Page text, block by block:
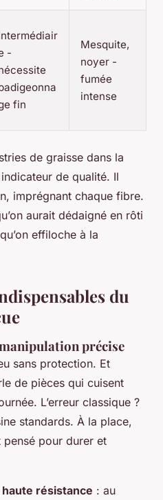
-
fin
Mesquite,
noyer -
fumée
intense
de graisse dans la
de qualité. Il
imprégnant chaque fibre.
aurait dédaigné en rôti
effiloche à la
du
précise
sans protection. Et
de pièces qui cuisent
L’erreur classique ?
standards. À la place,
pensé pour durer et
résistance : au